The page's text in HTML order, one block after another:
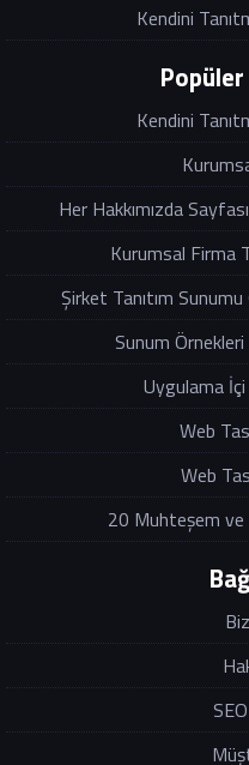
Kendini
Kendini
Her Hakkımızda
Kurumsal Firma
Şirket Tanıtım
Sunum Örnekleri
Uygulama
Web
Web
20 Muhteşem ve